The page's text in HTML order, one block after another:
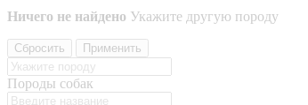
Ничего не найдено Укажите другую породу
Сбросить Применить
Породы собак